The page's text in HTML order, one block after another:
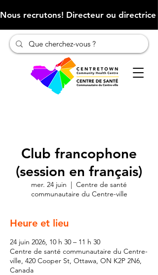
Nous recrutons! Directeur ou
Club francophone
(session en français)
mer. 24 juin
  |
Centre de santé
communautaire du Centre-ville
Heure et lieu
24 juin 2026, 10 h 30 – 11 h 30
Centre de santé communautaire du Centre-
ville, 420 Cooper St, Ottawa, ON K2P 2N6,
Canada